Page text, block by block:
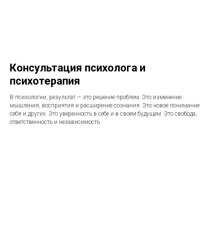
Консультация психолога и
психотерапия
В психологии, результат — это решение проблем. Это изменение
мышления, восприятия и расширение сознания. Это новое понимание
себя и других. Это уверенность в себе и в своем будущем. Это свобода,
ответственность и независимость